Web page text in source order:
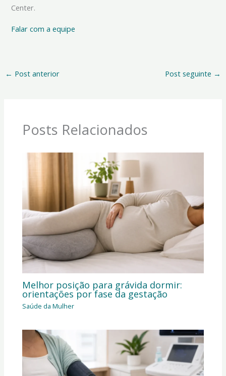
Center.
Falar com a equipe
← Post anterior Post seguinte →
Posts Relacionados
Melhor posição para grávida dormir:
orientações por fase da gestação
Saúde da Mulher